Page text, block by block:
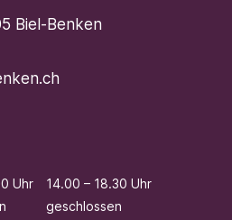
Biel-Benken
Uhr
14.00 – 18.30 Uhr
geschlossen